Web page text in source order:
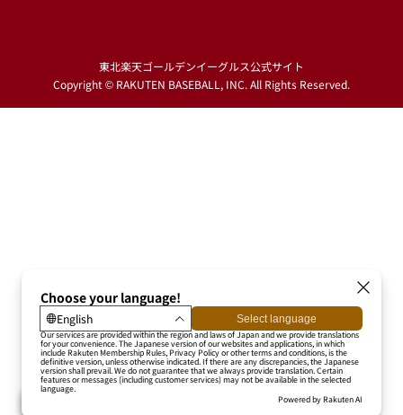
東北楽天ゴールデンイーグルス公式サイト
Copyright © RAKUTEN BASEBALL, INC. All Rights Reserved.